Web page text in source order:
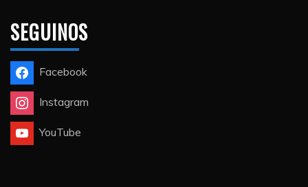
SEGUINOS
Facebook
Instagram
YouTube